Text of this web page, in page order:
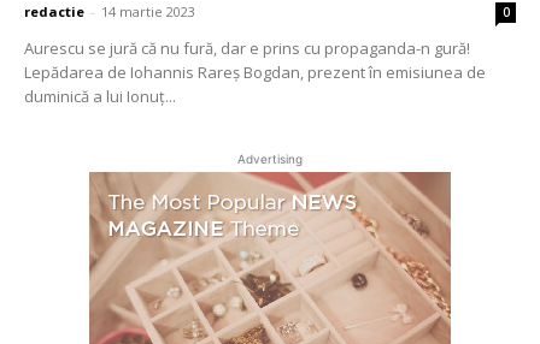
redactie - 14 martie 2023 0
Aurescu se jură că nu fură, dar e prins cu propaganda-n gură!
Lepădarea de Iohannis Rareș Bogdan, prezent în emisiunea de
duminică a lui Ionuț...
Advertising